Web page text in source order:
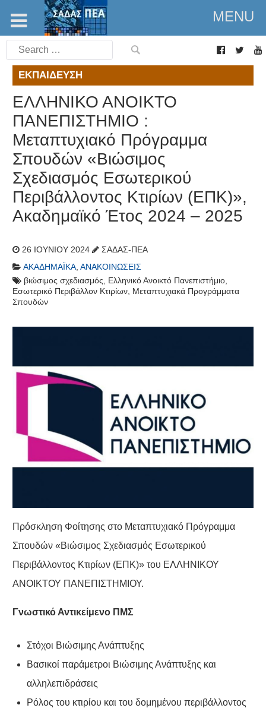
MENU
Search
for:
ΕΚΠΑΊΔΕΥΣΗ
ΕΛΛΗΝΙΚΟ ΑΝΟΙΚΤΟ
ΠΑΝΕΠΙΣΤΗΜΙΟ :
Μεταπτυχιακό Πρόγραμμα
Σπουδών «Βιώσιμος
Σχεδιασμός Εσωτερικού
Περιβάλλοντος Κτιρίων (ΕΠΚ)»,
Ακαδημαϊκό Έτος 2024 – 2025
26 ΙΟΥΝΊΟΥ 2024
ΣΑΔΑΣ-ΠΕΑ
ΑΚΑΔΗΜΑΪΚΆ, ΑΝΑΚΟΙΝΏΣΕΙΣ
βιώσιμος σχεδιασμός, Ελληνικό Ανοικτό Πανεπιστήμιο,
Εσωτερικό Περιβάλλον Κτιρίων, Μεταπτυχιακά Προγράμματα
Σπουδών
Πρόσκληση Φοίτησης στο Μεταπτυχιακό Πρόγραμμα
Σπουδών «Βιώσιμος Σχεδιασμός Εσωτερικού
Περιβάλλοντος Κτιρίων (ΕΠΚ)» του ΕΛΛΗΝΙΚΟΥ
ΑΝΟΙΚΤΟΥ ΠΑΝΕΠΙΣΤΗΜΙΟΥ.
Γνωστικό Αντικείμενο ΠΜΣ
Στόχοι Βιώσιμης Ανάπτυξης
Βασικοί παράμετροι Βιώσιμης Ανάπτυξης και
αλληλεπιδράσεις
Ρόλος του κτιρίου και του δομημένου περιβάλλοντος